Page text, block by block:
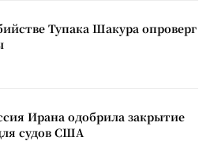
Тупака Шакура опроверг
Ирана одобрила закрытие
судов США